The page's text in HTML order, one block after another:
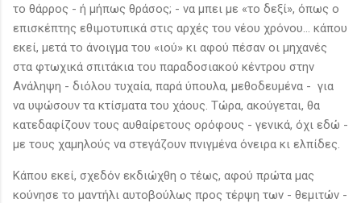
το θάρρος - ή μήπως θράσος; - να μπει με «το δεξί», όπως ο
επισκέπτης εθιμοτυπικά στις αρχές του νέου χρόνου... κάπου
εκεί, μετά το άνοιγμα του «ιού» κι αφού πέσαν οι μηχανές
στα φτωχικά σπιτάκια του παραδοσιακού κέντρου στην
Ανάληψη - διόλου τυχαία, παρά ύπουλα, μεθοδευμένα - για
να υψώσουν τα κτίσματα του χάους. Τώρα, ακούγεται, θα
κατεδαφίζουν τους αυθαίρετους ορόφους - γενικά, όχι εδώ -
με τους χαμηλούς να στεγάζουν πνιγμένα όνειρα κι ελπίδες.
Κάπου εκεί, σχεδόν εκδιώχθη ο τέως, αφού πρώτα μας
κούνησε το μαντήλι αυτοβούλως προς τέρψη των - θεμιτών -